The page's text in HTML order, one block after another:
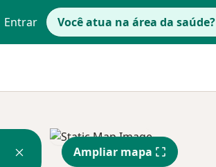
Entrar Você atua na área da saúde?
Ampliar mapa